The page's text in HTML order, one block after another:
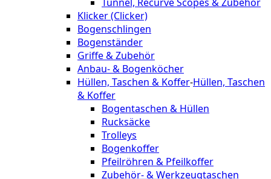
Klicker (Clicker)
Bogenschlingen
Bogenständer
Griffe & Zubehör
Anbau- & Bogenköcher
Hüllen, Taschen & Koffer-Hüllen, Taschen
& Koffer
Bogentaschen & Hüllen
Rucksäcke
Trolleys
Bogenkoffer
Pfeilröhren & Pfeilkoffer
Zubehör- & Werkzeugtaschen